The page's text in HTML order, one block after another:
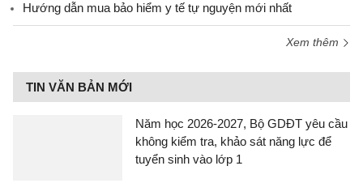
Hướng dẫn mua bảo hiểm y tế tự nguyện mới nhất
Xem thêm
TIN VĂN BẢN MỚI
Năm học 2026-2027, Bộ GDĐT yêu cầu
không kiểm tra, khảo sát năng lực để
tuyển sinh vào lớp 1